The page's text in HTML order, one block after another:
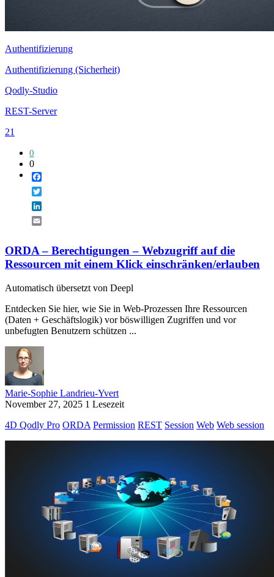
Authentifizierung
Authentifizierung (Sicherheit)
Qodly-Studio
REST-Server
21
0
0
ORDA – Berechtigungen – Webzugriff auf die
Ressourcen mit einem Klick einschränken/erlauben
Automatisch übersetzt von Deepl
Entdecken Sie hier, wie Sie in Web-Prozessen Ihre Ressourcen
(Daten + Geschäftslogik) vor böswilligen Zugriffen und vor
unbefugten Benutzern schützen ...
Marie-Sophie Landrieu-Yvert
November 27, 2025 1 Lesezeit
4D Qodly Pro ORDA Permission REST Session Web Web session